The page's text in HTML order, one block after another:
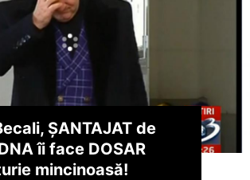
ȘANTAJAT de
îi face DOSAR
mincinoasă!